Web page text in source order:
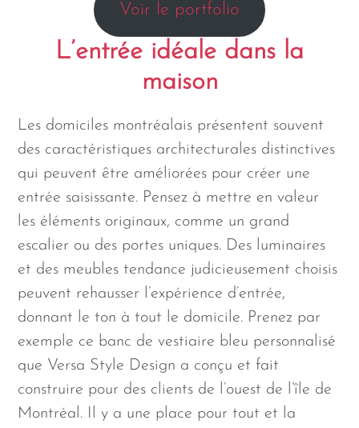
Voir le portfolio
L’entrée idéale dans la
maison
Les domiciles montréalais présentent souvent
des caractéristiques architecturales distinctives
qui peuvent être améliorées pour créer une
entrée saisissante. Pensez à mettre en valeur
les éléments originaux, comme un grand
escalier ou des portes uniques. Des luminaires
et des meubles tendance judicieusement choisis
peuvent rehausser l’expérience d’entrée,
donnant le ton à tout le domicile. Prenez par
exemple ce banc de vestiaire bleu personnalisé
que Versa Style Design a conçu et fait
construire pour des clients de l’ouest de l’île de
Montréal. Il y a une place pour tout et la